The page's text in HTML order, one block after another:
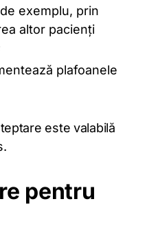
exemplu, prin
altor pacienți
plafoanele
este valabilă
pentru